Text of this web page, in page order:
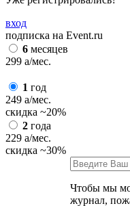
вход
подписка на Event.ru
6 месяцев
299 a/мес.
1 год
249 a/мес.
скидка ~20%
2 года
229 a/мес.
скидка ~30%
Чтобы мы
журнал,